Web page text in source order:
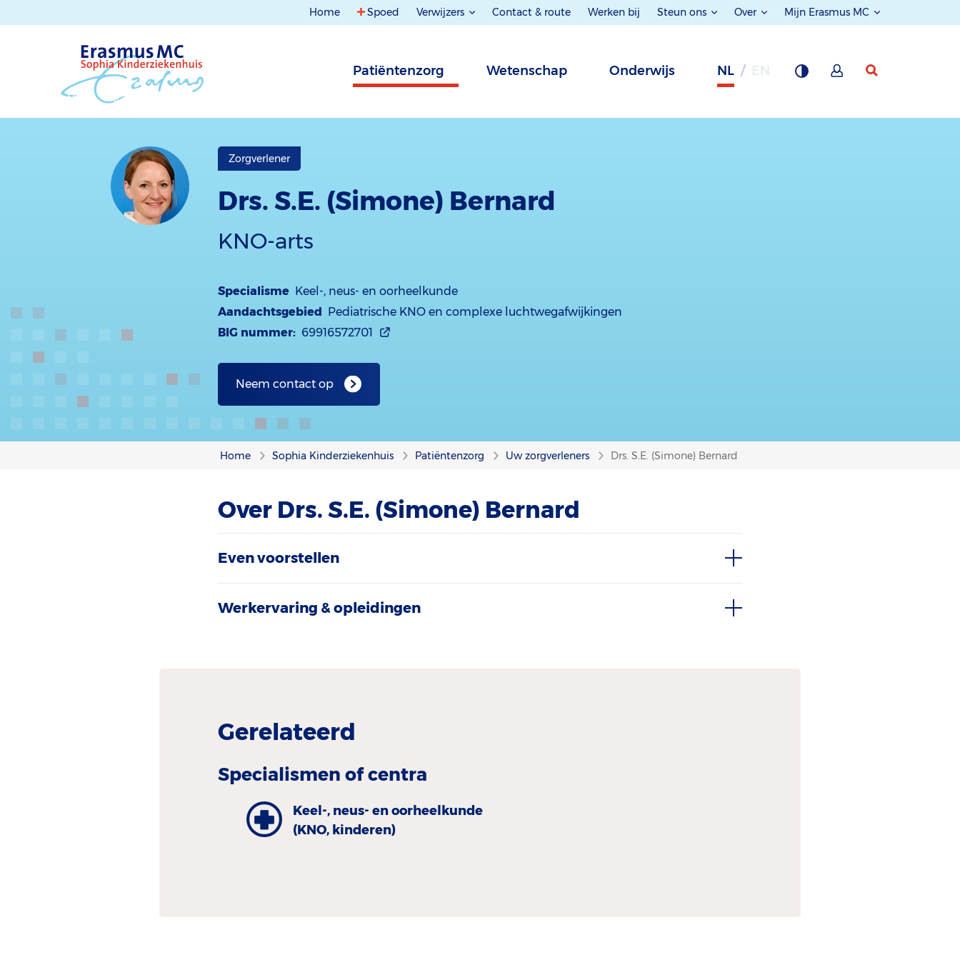
Home Spoed Verwijzers Contact & route Werken bij Steun ons Over Mijn Erasmus MC
Patiëntenzorg Wetenschap Onderwijs NL
Zorgverlener
Drs. S.E. (Simone) Bernard
KNO-arts
Specialisme Keel-, neus- en oorheelkunde
Aandachtsgebied Pediatrische KNO en complexe luchtwegafwijkingen
BIG nummer: 69916572701
Neem contact op
Home Sophia Kinderziekenhuis Patiëntenzorg Uw zorgverleners Drs. S.E. (Simone) Bernard
Over Drs. S.E. (Simone) Bernard
Even voorstellen
Werkervaring & opleidingen
Gerelateerd
Specialismen of centra
Keel-, neus- en oorheelkunde
(KNO, kinderen)